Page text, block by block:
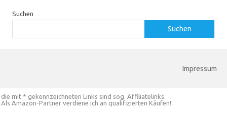
Suchen
Suchen
Impressum
die mit * gekennzeichneten Links sind sog. Affiliatelinks.
Als Amazon-Partner verdiene ich an qualifizierten Käufen!